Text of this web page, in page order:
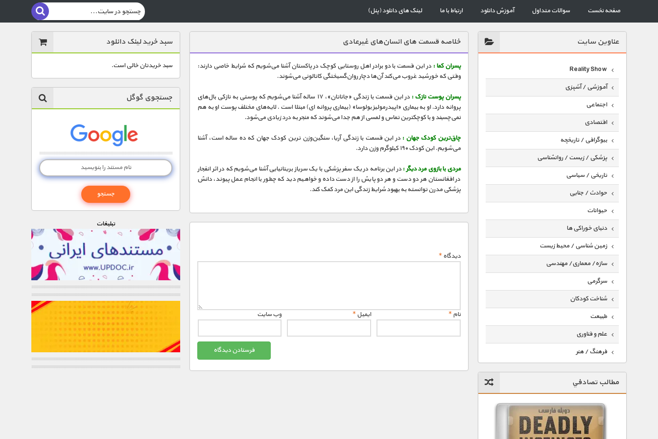
صفحه نخست سوالات متداول آموزش دانلود ارتباط با ما لینک های دانلود (پنل)
عناوين سايت
Reality Show
آموزشی / آشپزی
اجتماعی
اقتصادی
بیوگرافی / تاریخچه
پزشکی / زیست / روانشناسی
تاریخی / سیاسی
حوادث / جنایی
حیوانات
دنیای خوراکی ها
زمین شناسی / محیط زیست
سازه/ معماری/ مهندسی
سرگرمی
شناخت کودکان
طبیعت
علم و فناوری
فرهنگ / هنر
گردشگری
ماورایی
مسابقات / ورزشی
مطالب تصادفي
خلاصه قسمت های انسان‌های غیرعادی
پسران کما : در این قسمت با دو برادر اهل روستایی کوچک در پاکستان آشنا می‌شویم که شرایط خاصی دارند:
وقتی که خورشید غروب می‌کند آن‌ها دچار روان‌گسیختگی کاتالونی می‌شوند.
پسران پوست نازک :
در این قسمت با زندگی «جاناتان»، ۱۷ ساله آشنا می‌شویم که پوستی به نازکی بال‌های
پروانه دارد. او به بیماری «اپیدرمولیز بولوسا» (بیماری پروانه ای) مبتلا است . لایه‌های مختلف پوست او به هم
نمی‌چسبند و با کوچکترین تماس و لمسی از هم جدا می‌شوند که منجر به درد زیادی می‌شود.
چاق‌ترین کودک جهان : در این قسمت با زندگی آریا، سنگین‌وزن ترین کودک جهان که ده ساله است، آشنا
می‌شویم. این کودک ۱۹۰ کیلوگرم وزن دارد.
مردی با بازوی مرد دیگر : در این برنامه در یک سفر پزشکی با یک سریاز بریتانیایی آشنا می‌شویم که در اثر انفجار
در افغانستان هر دو دست و هر دو پایش را از دست داده و خواهیم دید که چطور با انجام عمل پیوند، دانش
پزشکی مدرن توانسته به بهبود شرایط زندگی این مرد کمک کند.
دیدگاه*
نام* ایمیل* وب‌ سایت
سبد خرید لینک دانلود
سبد خریدتان خالی است.
جستجوی گوگل
تبليغات